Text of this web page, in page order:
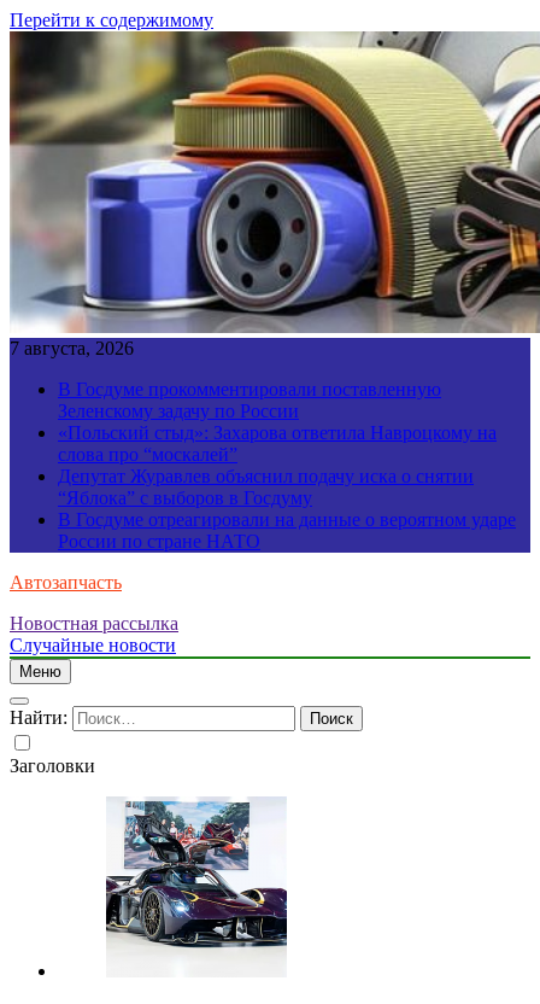
Перейти к содержимому
7 августа, 2026
В Госдуме прокомментировали поставленную
Зеленскому задачу по России
«Польский стыд»: Захарова ответила Навроцкому на
слова про “москалей”
Депутат Журавлев объяснил подачу иска о снятии
“Яблока” с выборов в Госдуму
В Госдуме отреагировали на данные о вероятном ударе
России по стране НАТО
Автозапчасть
Новостная рассылка
Случайные новости
Меню
Найти:
Заголовки